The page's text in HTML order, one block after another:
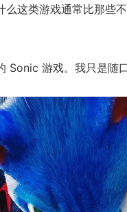
这类游戏通常比那些
Sonic 游戏。我只是随口